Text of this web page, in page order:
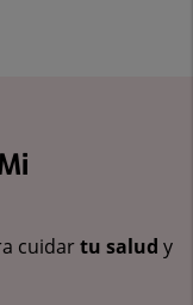
cuidartu salud y